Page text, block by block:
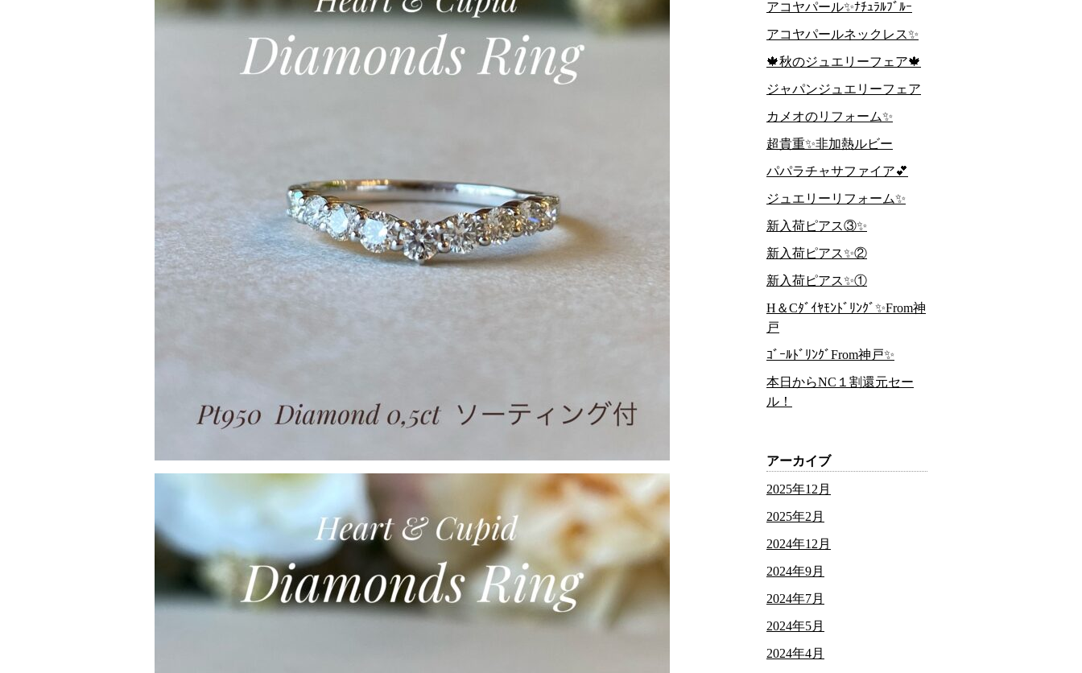
アコヤパール✨ﾅﾁｭﾗﾙﾌﾞﾙｰ
アコヤパールネックレス✨
🍁秋のジュエリーフェア🍁
ジャパンジュエリーフェア
カメオのリフォーム✨
超貴重✨非加熱ルビー
パパラチャサファイア💕
ジュエリーリフォーム✨
新入荷ピアス③✨
新入荷ピアス✨②
新入荷ピアス✨①
H＆Cﾀﾞｲﾔﾓﾝﾄﾞﾘﾝｸﾞ✨From神
戸
ｺﾞｰﾙﾄﾞﾘﾝｸﾞFrom神戸✨
本日からNC１割還元セー
ル！
アーカイブ
2025年12月
2025年2月
2024年12月
2024年9月
2024年7月
2024年5月
2024年4月